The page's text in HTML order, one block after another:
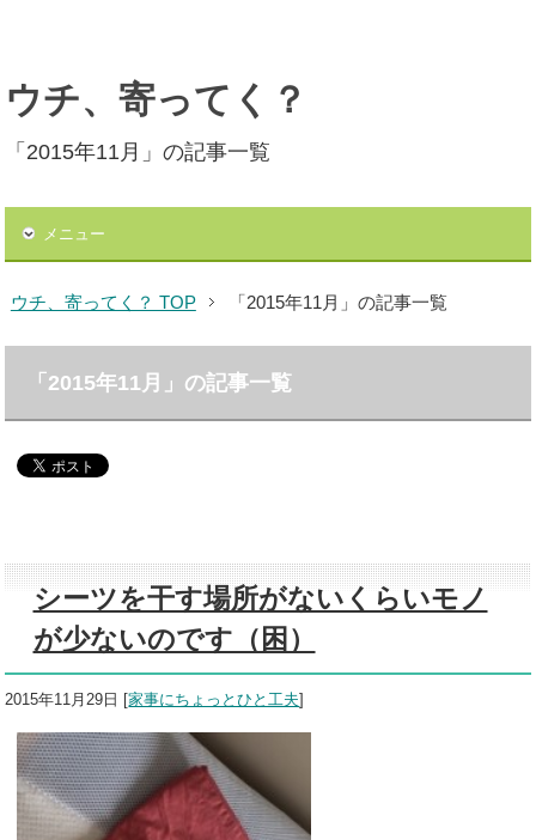
ウチ、寄ってく？
「2015年11月」の記事一覧
メニュー
ウチ、寄ってく？ TOP 「2015年11月」の記事一覧
「2015年11月」の記事一覧
シーツを干す場所がないくらいモノ
が少ないのです（困）
2015年11月29日 [家事にちょっとひと工夫]